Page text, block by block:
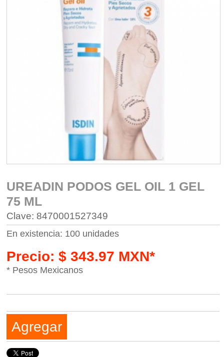
UREADIN PODOS GEL OIL 1 GEL
75 ML
Clave: 8470001527349
En existencia: 100 unidades
Precio: $ 343.97 MXN*
* Pesos Mexicanos
Agregar